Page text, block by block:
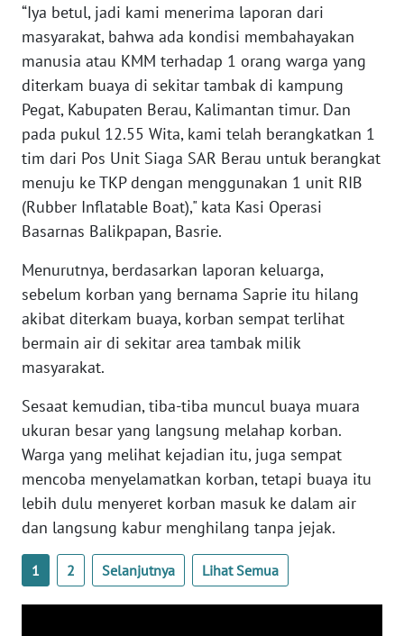
“Iya betul, jadi kami menerima laporan dari
masyarakat, bahwa ada kondisi membahayakan
manusia atau KMM terhadap 1 orang warga yang
diterkam buaya di sekitar tambak di kampung
Pegat, Kabupaten Berau, Kalimantan timur. Dan
pada pukul 12.55 Wita, kami telah berangkatkan 1
tim dari Pos Unit Siaga SAR Berau untuk berangkat
menuju ke TKP dengan menggunakan 1 unit RIB
(Rubber Inflatable Boat)," kata Kasi Operasi
Basarnas Balikpapan, Basrie.
Menurutnya, berdasarkan laporan keluarga,
sebelum korban yang bernama Saprie itu hilang
akibat diterkam buaya, korban sempat terlihat
bermain air di sekitar area tambak milik
masyarakat.
Sesaat kemudian, tiba-tiba muncul buaya muara
ukuran besar yang langsung melahap korban.
Warga yang melihat kejadian itu, juga sempat
mencoba menyelamatkan korban, tetapi buaya itu
lebih dulu menyeret korban masuk ke dalam air
dan langsung kabur menghilang tanpa jejak.
1 2 Selanjutnya Lihat Semua
WN
PAPUA
WN
PAPUA
BARAT
WN
RIAU
WN
WN
JAMBI
WN
WN
NTB
WN
SULTENG
SULBAR